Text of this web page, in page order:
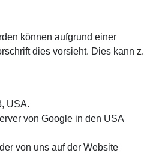
können aufgrund einer
dies vorsieht. Dies kann z.
USA.
von Google in den USA
von uns auf der Website